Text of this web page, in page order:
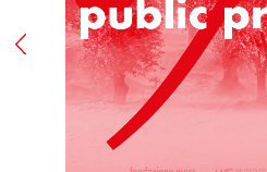
Il Cliente, nei casi suindicati,
rimborso del pagamento
mediante storno dell’importo
credito da lui indicata.
Resta esclusa ogni altra
risarcimento a qualsiasi titolo
Fondazione Merz.